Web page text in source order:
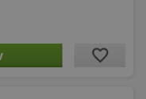
favorite